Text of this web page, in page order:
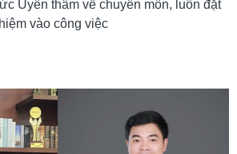
Uyên thâm về chuyên môn, luôn đặt
vào công việc